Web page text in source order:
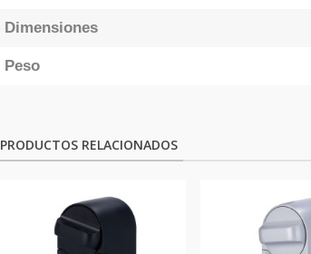
Dimensiones
Peso
PRODUCTOS RELACIONADOS